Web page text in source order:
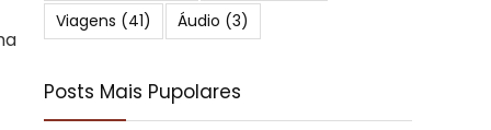
Viagens (41) Áudio (3)
Posts Mais Pupolares